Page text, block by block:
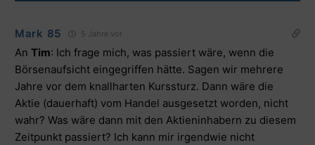
Mark 85 5 Jahre vor
An Tim: Ich frage mich, was passiert wäre, wenn die
Börsenaufsicht eingegriffen hätte. Sagen wir mehrere
Jahre vor dem knallharten Kurssturz. Dann wäre die
Aktie (dauerhaft) vom Handel ausgesetzt worden, nicht
wahr? Was wäre dann mit den Aktieninhabern zu diesem
Zeitpunkt passiert? Ich kann mir irgendwie nicht